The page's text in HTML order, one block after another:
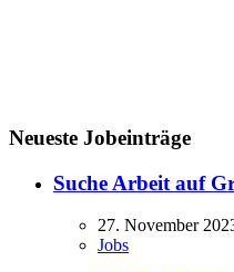
Neueste Jobeinträge
Suche Arbeit auf
27. November
Jobs